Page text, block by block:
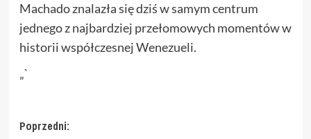
Machado znalazła się dziś w samym centrum
jednego z najbardziej przełomowych momentów w
historii współczesnej Wenezueli.
„`
Zobacz
Poprzedni: